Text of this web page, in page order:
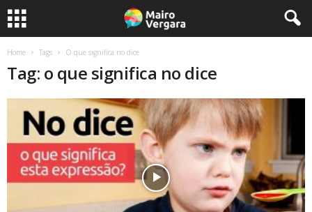
Home Tags O que significa no dice
Tag: o que significa no dice